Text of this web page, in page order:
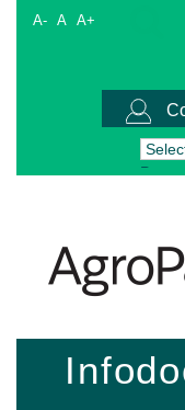
A- A A+